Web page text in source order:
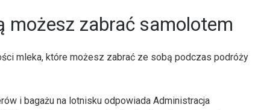
możesz zabrać samolotem
mleka, które możesz zabrać ze sobą podczas podróży
i bagażu na lotnisku odpowiada Administracja